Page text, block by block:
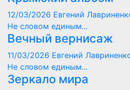
12/03/2026 Евгений
Не словом единым...
Вечный вернисаж
11/03/2026 Евгений
Не словом единым...
Зеркало мира